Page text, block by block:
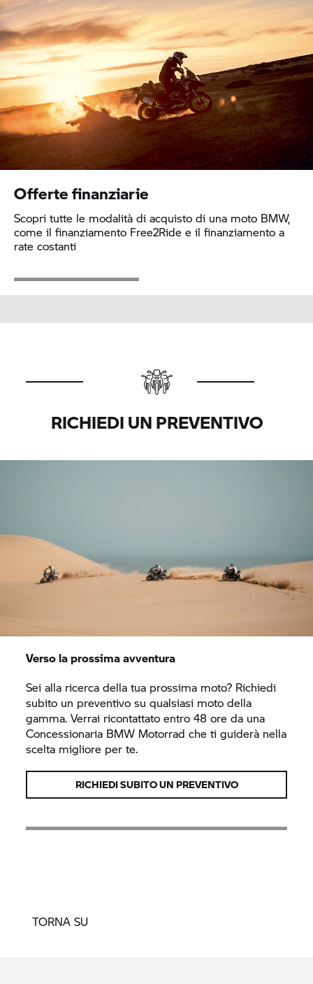
Offerte finanziarie
Scopri tutte le modalità di acquisto di una moto BMW,
come il finanziamento Free2Ride e il finanziamento a
rate costanti
RICHIEDI UN PREVENTIVO
Verso la prossima avventura
Sei alla ricerca della tua prossima moto? Richiedi
subito un preventivo su qualsiasi moto della
gamma. Verrai ricontattato entro 48 ore da una
Concessionaria BMW Motorrad che ti guiderà nella
scelta migliore per te.
RICHIEDI SUBITO UN PREVENTIVO
TORNA SU